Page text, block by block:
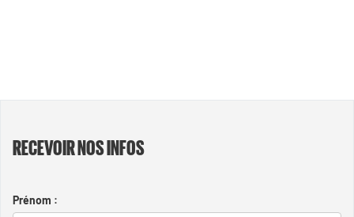
RECEVOIR NOS INFOS
Prénom :